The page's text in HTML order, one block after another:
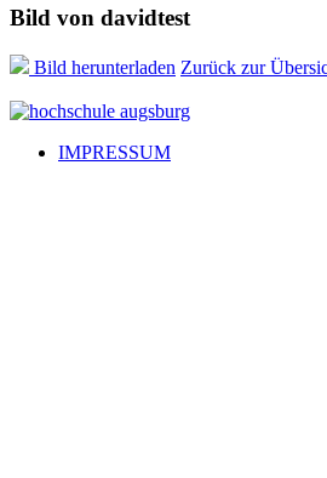
Bild von davidtest
Bild herunterladen Zurück zur
IMPRESSUM